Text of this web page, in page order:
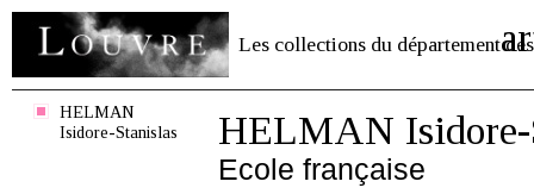
Les collections du département des
HELMAN
Isidore-Stanislas
HELMAN Isidore-
Ecole française